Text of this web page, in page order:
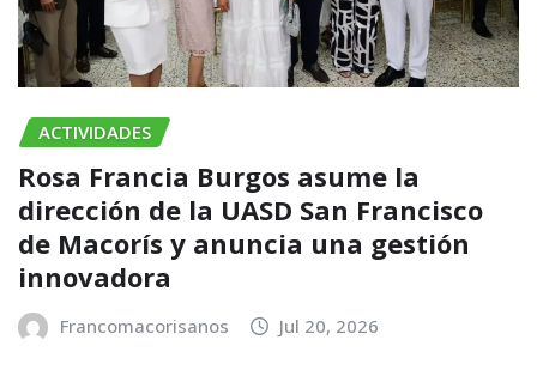
ACTIVIDADES
Rosa Francia Burgos asume la
dirección de la UASD San Francisco
de Macorís y anuncia una gestión
innovadora
Francomacorisanos Jul 20, 2026